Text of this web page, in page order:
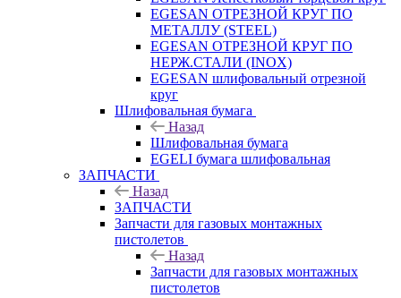
EGESAN ОТРЕЗНОЙ КРУГ ПО
МЕТАЛЛУ (STEEL)
EGESAN ОТРЕЗНОЙ КРУГ ПО
НЕРЖ.СТАЛИ (INOX)
EGESAN шлифовальный отрезной
круг
Шлифовальная бумага
Назад
Шлифовальная бумага
EGELI бумага шлифовальная
ЗАПЧАСТИ
Назад
ЗАПЧАСТИ
Запчасти для газовых монтажных
пистолетов
Назад
Запчасти для газовых монтажных
пистолетов